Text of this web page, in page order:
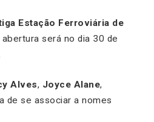
Estação Ferroviária de
abertura será no dia 30 de
Alves, Joyce Alane,
de se associar a nomes